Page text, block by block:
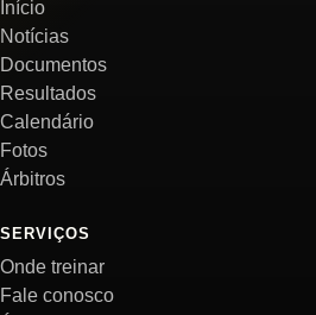
Início
Notícias
Documentos
Resultados
Calendário
Fotos
Árbitros
SERVIÇOS
Onde treinar
Fale conosco